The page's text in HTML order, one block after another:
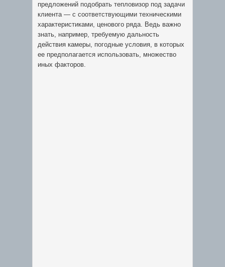
предложений подобрать тепловизор под задачи
клиента — с соответствующими техническими
характеристиками, ценового ряда. Ведь важно
знать, например, требуемую дальность
действия камеры, погодные условия, в которых
ее предполагается использовать, множество
иных факторов.